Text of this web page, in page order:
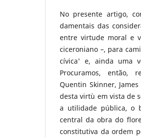
No presente artigo,
damentais das
entre virtude moral e
ciceroniano –, para
cívica' e, ainda uma
Procuramos, então,
Quentin Skinner,
desta virtù em vista de
a utilidade pública, o
central da obra do
constitutiva da ordem